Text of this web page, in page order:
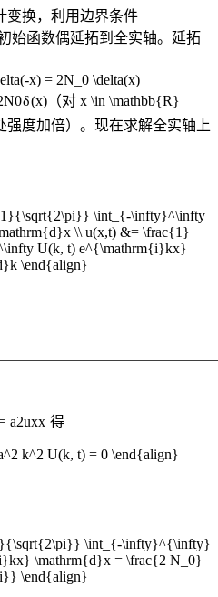
变换，利用边界条件
始函数偶延拓到全实轴。延拓
x) = 2N_0 \delta(x)
N0δ(x)（对 x \in \mathbb{R}
强度加倍）。现在求解全实轴上
\int_{-\infty}^\infty
\\ u(x,t) &= \frac{1}
U(k, t) e^{\mathrm{i}kx}
\end{align}
a2uxx 得
k^2 U(k, t) = 0 \end{align}
\int_{-\infty}^{\infty}
\mathrm{d}x = \frac{2 N_0}
\end{align}